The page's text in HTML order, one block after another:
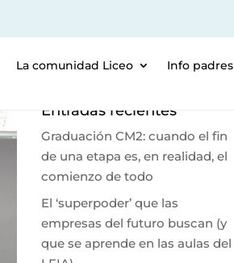
La comunidad Liceo
Info padres
Entradas recientes
Graduación CM2: cuando el fin
de una etapa es, en realidad, el
comienzo de todo
El ‘superpoder’ que las
empresas del futuro buscan (y
que se aprende en las aulas del